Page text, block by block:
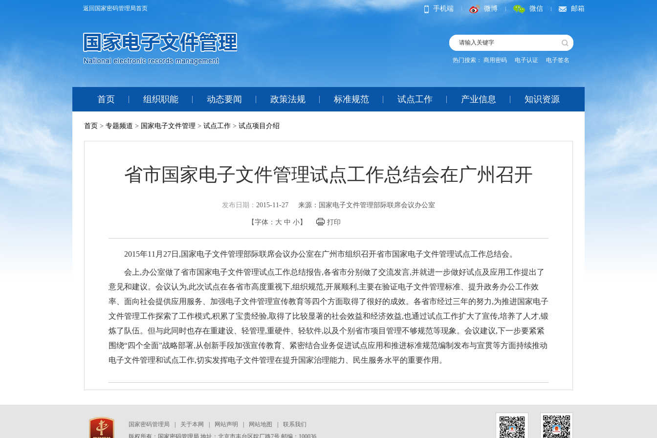
返回国家密码管理局首页 手机端 微博 微信 邮箱
热门搜索： 商用密码 电子认证 电子签名
首页 组织职能 动态要闻 政策法规 标准规范 试点工作 产业信息 知识资源
首页 > 专题频道 > 国家电子文件管理 > 试点工作 > 试点项目介绍
省市国家电子文件管理试点工作总结会在广州召开
发布日期： 2015-11-27 来源：国家电子文件管理部际联席会议办公室
【字体： 大 中 小】 打印
2015年11月27日,国家电子文件管理部际联席会议办公室在广州市组织召开省市国家电子文件管理试点工作总结会。
会上,办公室做了省市国家电子文件管理试点工作总结报告,各省市分别做了交流发言,并就进一步做好试点及应用工作提出了
意见和建议。会议认为,此次试点在各省市高度重视下,组织规范,开展顺利,主要在验证电子文件管理标准、提升政务办公工作效
率、面向社会提供应用服务、加强电子文件管理宣传教育等四个方面取得了很好的成效。各省市经过三年的努力,为推进国家电子
文件管理工作探索了工作模式,积累了宝贵经验,取得了比较显著的社会效益和经济效益,也通过试点工作扩大了宣传,培养了人才,锻
炼了队伍。但与此同时也存在重建设、轻管理,重硬件、轻软件,以及个别省市项目管理不够规范等现象。会议建议,下一步要紧紧
围绕“四个全面”战略部署,从创新手段加强宣传教育、紧密结合业务促进试点应用和推进标准规范编制发布与宣贯等方面持续推动
电子文件管理和试点工作,切实发挥电子文件管理在提升国家治理能力、民生服务水平的重要作用。
国家密码管理局 关于本网 网站声明 网站地图
联系我们
版权所有：国家密码管理局 地址：北京市丰台区靛厂路7号 邮编：100036